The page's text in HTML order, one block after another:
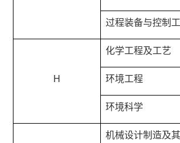
过程装备与控制
H
化学工程及工艺
环境工程
环境科学
机械设计制造及